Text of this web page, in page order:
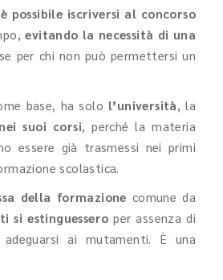
è possibile iscriversi al concorso
evitando la necessità di una
per chi non può permettersi un
base, ha solo l’università, la
suoi corsi, perché la materia
essere già trasmessi nei primi
scolastica.
della formazione comune da
si estinguessero per assenza di
ai mutamenti. È una